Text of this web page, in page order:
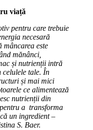
viață
pentru care trebuie
necesară
este
mănânci,
și nutrienții intră
celulele tale. În
și mai mici
ce alimentează
nutrienții din
a transforma
un ingredient –
S. Baer.